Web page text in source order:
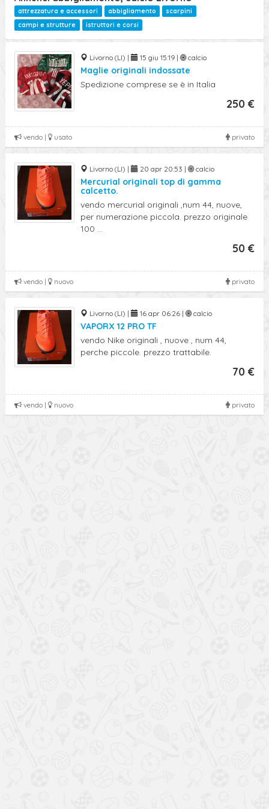
attrezzatura e accessori abbigliamento
scarpini
campi e strutture
istruttori e corsi
Livorno (LI) | 15 giu 15:19 | calcio
Maglie originali indossate
Spedizione comprese se è in Italia
250 €
privato
vendo | usato
Livorno (LI) | 20 apr 20:53 | calcio
Mercurial originali top di gamma
calcetto.
vendo mercurial originali ,num 44, nuove,
per numerazione piccola. prezzo originale
100 ...
50 €
privato
vendo | nuovo
Livorno (LI) | 16 apr 06:26 | calcio
VAPORX 12 PRO TF
vendo Nike originali , nuove , num 44,
perche piccole. prezzo trattabile.
70 €
privato
vendo | nuovo